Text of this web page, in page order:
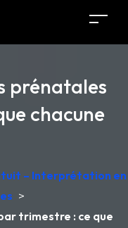
prénatales
chacune
– Interprétation
>
trimestre : ce que